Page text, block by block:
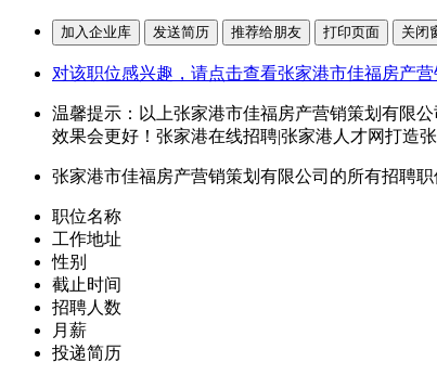
对该职位感兴趣，请点击查看张家港市佳福房产
温馨提示：以上张家港市佳福房产营销策划有限
效果会更好！张家港在线招聘|张家港人才网打造
张家港市佳福房产营销策划有限公司的所有招聘职
职位名称
工作地址
性别
截止时间
招聘人数
月薪
投递简历